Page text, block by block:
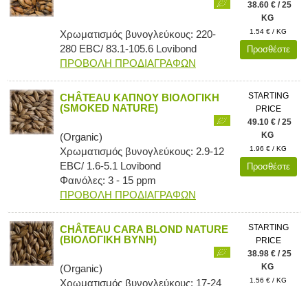
Χρωματισμός βυνογλεύκους: 220-
280 EBC/ 83.1-105.6 Lovibond
ΠΡΟΒΟΛΗ ΠΡΟΔΙΑΓΡΑΦΩΝ
38.60 € / 25
KG
1.54 € / KG
Προσθέστε
CHÂTEAU ΚΑΠΝΟΥ ΒΙΟΛΟΓΙΚΗ
(SMOKED NATURE)
(Organic)
Χρωματισμός βυνογλεύκους: 2.9-12
EBC/ 1.6-5.1 Lovibond
Φαινόλες: 3 - 15 ppm
ΠΡΟΒΟΛΗ ΠΡΟΔΙΑΓΡΑΦΩΝ
STARTING
PRICE
49.10 € / 25
KG
1.96 € / KG
Προσθέστε
CHÂTEAU CARA BLOND NATURE
(ΒΙΟΛΟΓΙΚΗ ΒΥΝΗ)
(Organic)
Χρωματισμός βυνογλεύκους: 17-24
STARTING
PRICE
38.98 € / 25
KG
1.56 € / KG